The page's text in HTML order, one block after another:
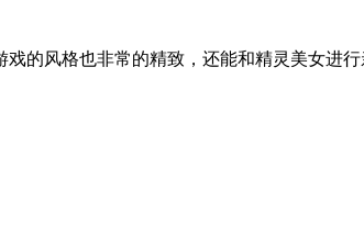
的风格也非常的精致，还能和精灵美女进行